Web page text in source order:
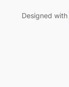
Designed with